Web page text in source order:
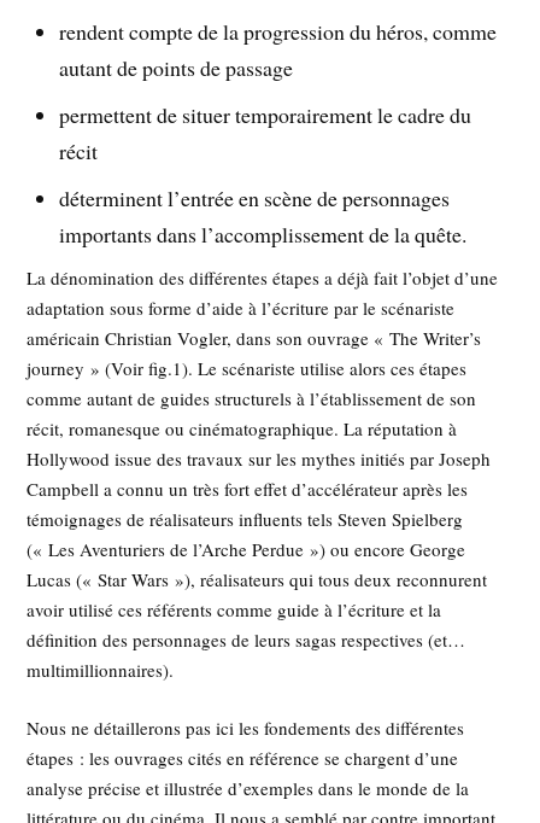
rendent compte de la progression du héros, comme
autant de points de passage
permettent de situer temporairement le cadre du
récit
déterminent l’entrée en scène de personnages
importants dans l’accomplissement de la quête.
La dénomination des différentes étapes a déjà fait l’objet d’une
adaptation sous forme d’aide à l’écriture par le scénariste
américain Christian Vogler, dans son ouvrage « The Writer’s
journey » (Voir fig.1). Le scénariste utilise alors ces étapes
comme autant de guides structurels à l’établissement de son
récit, romanesque ou cinématographique. La réputation à
Hollywood issue des travaux sur les mythes initiés par Joseph
Campbell a connu un très fort effet d’accélérateur après les
témoignages de réalisateurs influents tels Steven Spielberg
(« Les Aventuriers de l’Arche Perdue ») ou encore George
Lucas (« Star Wars »), réalisateurs qui tous deux reconnurent
avoir utilisé ces référents comme guide à l’écriture et la
définition des personnages de leurs sagas respectives (et…
multimillionnaires).
Nous ne détaillerons pas ici les fondements des différentes
étapes : les ouvrages cités en référence se chargent d’une
analyse précise et illustrée d’exemples dans le monde de la
littérature ou du cinéma. Il nous a semblé par contre important